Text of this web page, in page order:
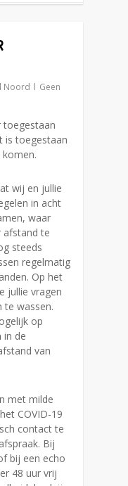
Noord
Geen
toegestaan
is toegestaan
wij en jullie
in acht
waar
afstand te
steeds
regelmatig
Op het
jullie vragen
te wassen.
op
in de
van
met milde
COVID-19
contact te
Bij
bij een echo
48 uur vrij